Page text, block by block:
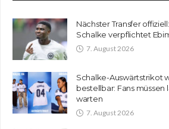
Nächster Transfer offiziell:
Schalke verpflichtet
7. August 2026
Schalke-Auswärtstrikot
bestellbar: Fans müssen
warten
7. August 2026